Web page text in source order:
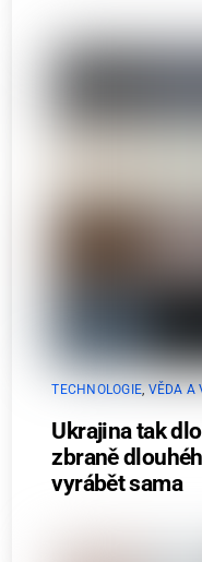
TECHNOLOGIE, VĚDA A
Ukrajina tak
zbraně
vyrábět sama